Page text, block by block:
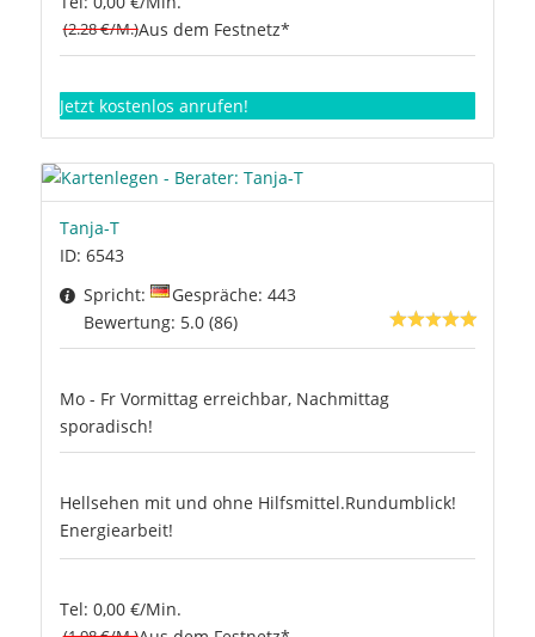
(2.28 €/M.)Aus dem Festnetz*
Jetzt kostenlos anrufen!
Tanja-T
ID: 6543
Spricht:
Gespräche: 443
Bewertung: 5.0 (86)
Mo - Fr Vormittag erreichbar, Nachmittag
sporadisch!
Hellsehen mit und ohne Hilfsmittel.Rundumblick!
Energiearbeit!
Tel: 0,00 €/Min.